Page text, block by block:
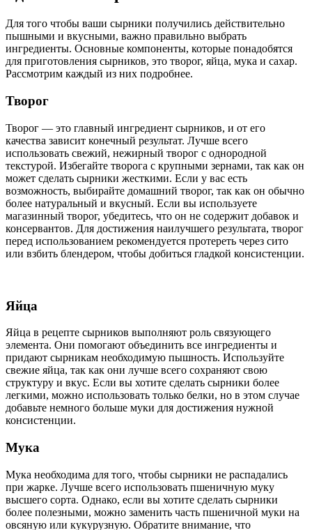
Для того чтобы ваши сырники получились действительно
пышными и вкусными, важно правильно выбрать
ингредиенты. Основные компоненты, которые понадобятся
для приготовления сырников, это творог, яйца, мука и сахар.
Рассмотрим каждый из них подробнее.
Творог
Творог — это главный ингредиент сырников, и от его
качества зависит конечный результат. Лучше всего
использовать свежий, нежирный творог с однородной
текстурой. Избегайте творога с крупными зернами, так как он
может сделать сырники жесткими. Если у вас есть
возможность, выбирайте домашний творог, так как он обычно
более натуральный и вкусный. Если вы используете
магазинный творог, убедитесь, что он не содержит добавок и
консервантов. Для достижения наилучшего результата, творог
перед использованием рекомендуется протереть через сито
или взбить блендером, чтобы добиться гладкой консистенции.
Яйца
Яйца в рецепте сырников выполняют роль связующего
элемента. Они помогают объединить все ингредиенты и
придают сырникам необходимую пышность. Используйте
свежие яйца, так как они лучше всего сохраняют свою
структуру и вкус. Если вы хотите сделать сырники более
легкими, можно использовать только белки, но в этом случае
добавьте немного больше муки для достижения нужной
консистенции.
Мука
Мука необходима для того, чтобы сырники не распадались
при жарке. Лучше всего использовать пшеничную муку
высшего сорта. Однако, если вы хотите сделать сырники
более полезными, можно заменить часть пшеничной муки на
овсяную или кукурузную. Обратите внимание, что